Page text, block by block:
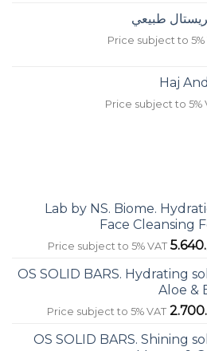
طبيعي
Price subject to 5%
Haj
Price subject to 5%
Lab by NS. Biome.
Face Cleansing
5.640السعر
هو:
ر.ع.5.640.
Price subject to 5% VAT
OS SOLID BARS. Hydrating
Aloe &
2.700السعر
هو:
Price subject to 5% VAT
OS SOLID BARS. Shining